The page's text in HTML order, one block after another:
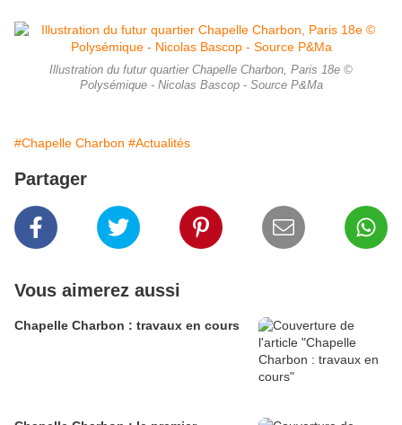
Illustration du futur quartier Chapelle Charbon, Paris 18e ©
Polysémique - Nicolas Bascop - Source P&Ma
#Chapelle Charbon #Actualités
Partager
Vous aimerez aussi
Chapelle Charbon : travaux en cours